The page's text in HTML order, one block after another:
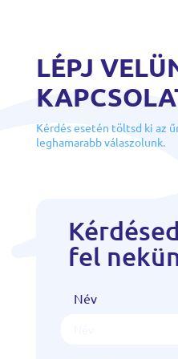
LÉPJ
Kérdés esetén töltsd ki az
leghamarabb válaszolunk.
fel
Név